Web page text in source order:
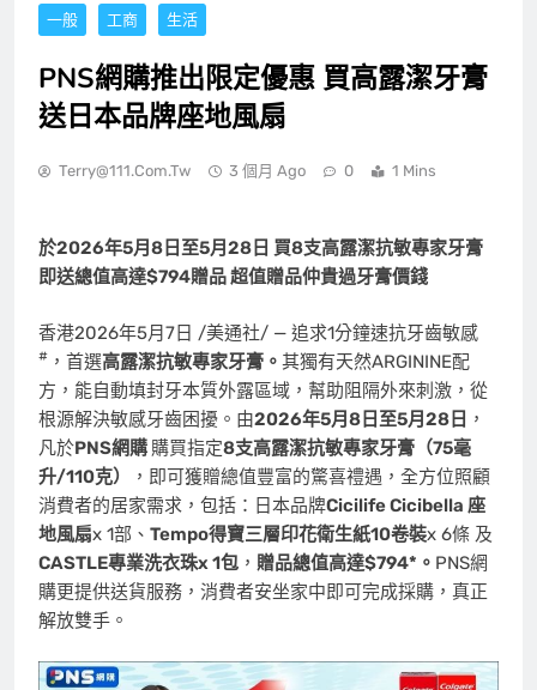
一般 工商 生活
PNS網購推出限定優惠 買高露潔牙膏
送日本品牌座地風扇
Terry@111.com.tw 3 個月 Ago 0 1 Mins
於2026年5月8 日至5月28 日 買8支高露潔抗敏專家牙膏
即送總值高達$794贈品 超值贈品仲貴過牙膏價錢
香港2026年5月7日 /美通社/ — 追求1分鐘速抗牙齒敏感
# ，首選高露潔抗敏專家牙膏。 其獨有天然ARGININE配
方，能自動填封牙本質外露區域，幫助阻隔外來刺激，從
根源解決敏感牙齒困擾。由2026年5月8 日至5月28 日 ，
凡於PNS網購 購買指定8支高露潔抗敏專家牙膏（75毫
升/110克）
，即可獲贈總值豐富的驚喜禮遇，全方位照顧
消費者的居家需求，包括：日本品牌Cicilife Cicibella 座
地風扇x 1部、 Tempo得寶三層印花衛生紙10卷裝x 6條 及
CASTLE專業洗衣珠x 1包 ， 贈品總值高達$794* 。 PNS網
購更提供送貨服務， 消費者安坐家中即可完成採購，真正
解放雙手 。